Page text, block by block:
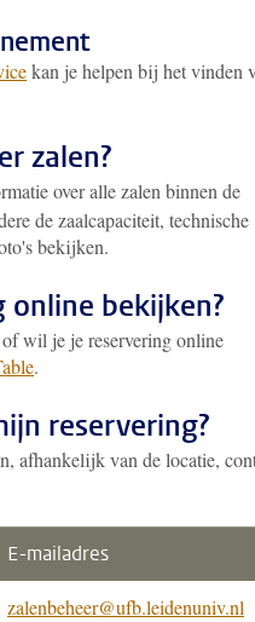
kan je helpen bij het vinden
zalen?
over alle zalen binnen de
de zaalcapaciteit, technische
bekijken.
online bekijken?
wil je je reservering online
.
reservering?
afhankelijk van de locatie,
E-mailadres
zalenbeheer@ufb.leidenuniv.nl